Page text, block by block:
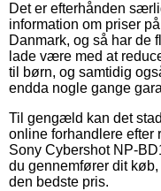
Det er efterhånden
information om priser
Danmark, og så har de
lade være med at
til børn, og samtidig
endda nogle gange
Til gengæld kan det
online forhandlere efter
Sony Cybershot NP-
du gennemfører dit
den bedste pris.